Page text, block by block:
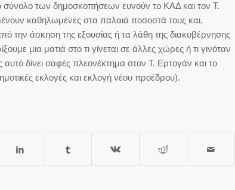
σύνολο των δημοσκοπήσεων ευνούν το ΚΑΔ και τον Τ.
καθηλωμένες στα παλαιά ποσοστά τους και,
την άσκηση της εξουσίας ή τα λάθη της διακυβέρνησης
μια ματιά στο τι γίνεται σε άλλες χώρες ή τι γινόταν
αυτό δίνει σαφές πλεονέκτημα στον Τ. Ερτογάν και το
εκλογές και εκλογή νέου προέδρου).